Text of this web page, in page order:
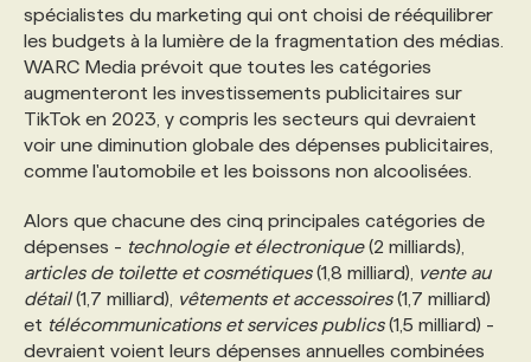
spécialistes du marketing qui ont choisi de rééquilibrer
les budgets à la lumière de la fragmentation des médias.
WARC Media prévoit que toutes les catégories
augmenteront les investissements publicitaires sur
TikTok en 2023, y compris les secteurs qui devraient
voir une diminution globale des dépenses publicitaires,
comme l'automobile et les boissons non alcoolisées.
Alors que chacune des cinq principales catégories de
dépenses - technologie et électronique(2 milliards),
articles de toilette et cosmétiques(1,8 milliard), vente au
détail(1,7 milliard), vêtements et accessoires(1,7 milliard)
et télécommunications et services publics(1,5 milliard) -
devraient voient leurs dépenses annuelles combinées